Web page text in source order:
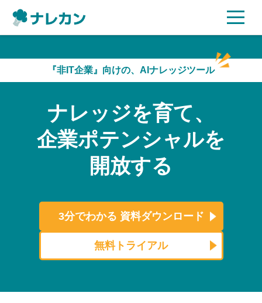
AI機能
ご利用企業様の声
セキュリティ
よくある質問
資料ダウンロード
『非IT企業』向けの、AIナレッジツール
ナレッジを育て、
企業ポテンシャルを
開放する
3分でわかる 資料ダウンロード
無料トライアル